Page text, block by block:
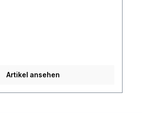
Artikel ansehen